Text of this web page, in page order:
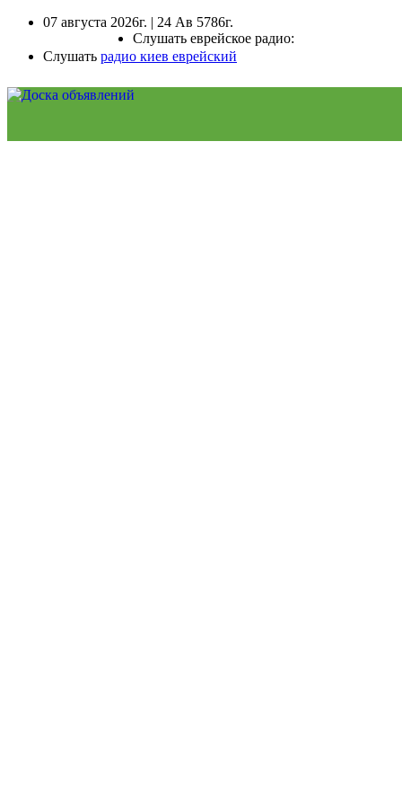
07 августа 2026г. | 24 Ав 5786г.
Слушать еврейское радио:
Слушать радио киев еврейский